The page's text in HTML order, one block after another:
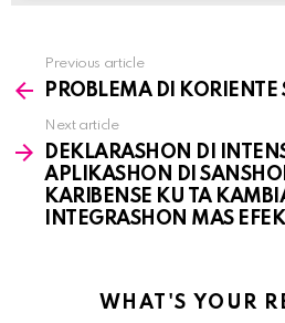
more
Previous article
PROBLEMA DI
Next article
DEKLARASHON DI
APLIKASHON DI
KARIBENSE KU TA
INTEGRASHON MAS
WHAT'S YOUR